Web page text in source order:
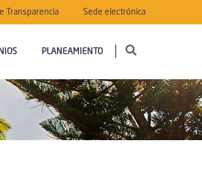
Transparencia Sede electrónica
PLANEAMIENTO